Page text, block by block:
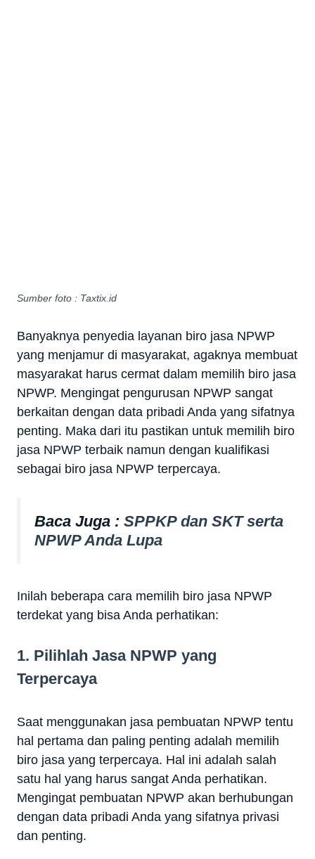
Sumber foto : Taxtix.id
Banyaknya penyedia layanan biro jasa NPWP
yang menjamur di masyarakat, agaknya membuat
masyarakat harus cermat dalam memilih biro jasa
NPWP. Mengingat pengurusan NPWP sangat
berkaitan dengan data pribadi Anda yang sifatnya
penting. Maka dari itu pastikan untuk memilih biro
jasa NPWP terbaik namun dengan kualifikasi
sebagai biro jasa NPWP terpercaya.
Baca Juga : SPPKP dan SKT serta
NPWP Anda Lupa
Inilah beberapa cara memilih biro jasa NPWP
terdekat yang bisa Anda perhatikan:
1. Pilihlah Jasa NPWP yang
Terpercaya
Saat menggunakan jasa pembuatan NPWP tentu
hal pertama dan paling penting adalah memilih
biro jasa yang terpercaya. Hal ini adalah salah
satu hal yang harus sangat Anda perhatikan.
Mengingat pembuatan NPWP akan berhubungan
dengan data pribadi Anda yang sifatnya privasi
dan penting.